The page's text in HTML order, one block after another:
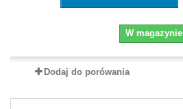
W magazynie
Dodaj do porówania